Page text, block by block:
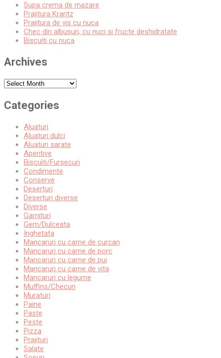
Supa crema de mazare
Prajitura Krantz
Prajitura de vis cu nuca
Chec din albusuri, cu nuci si fructe deshidratate
Biscuiti cu nuca
Archives
Archives
Categories
Aluaturi
Aluaturi dulci
Aluaturi sarate
Aperitive
Biscuiti/Fursecuri
Condimente
Conserve
Deserturi
Deserturi diverse
Diverse
Garnituri
Gem/Dulceata
Inghetata
Mancaruri cu carne de curcan
Mancaruri cu carne de porc
Mancaruri cu carne de pui
Mancaruri cu carne de vita
Mancaruri cu legume
Muffins/Checuri
Muraturi
Paine
Paste
Peste
Pizza
Prajituri
Salate